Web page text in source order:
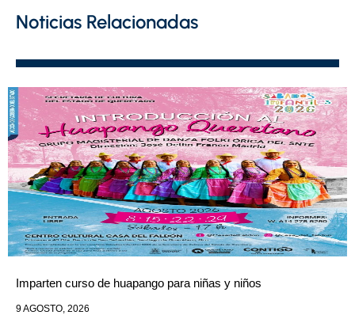
Noticias Relacionadas
Imparten curso de huapango para niñas y niños
9 AGOSTO, 2026